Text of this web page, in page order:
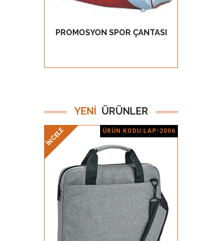
GÖZ AT
PROMOSYON SPOR ÇANTASI
YENİ ÜRÜNLER
İNCELE ÜRÜN KODU:LAP-2006
Ürün Detay